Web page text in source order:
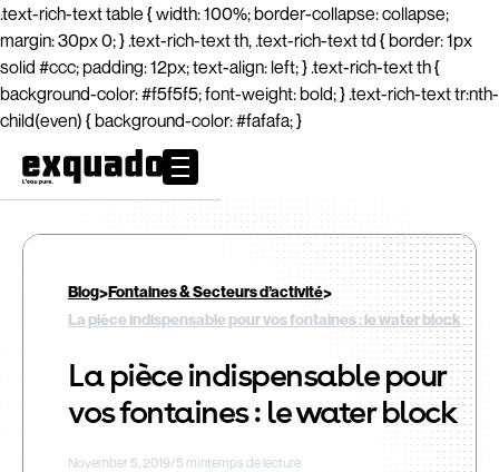
.text-rich-text table { width: 100%; border-collapse: collapse;
margin: 30px 0; } .text-rich-text th, .text-rich-text td { border: 1px
solid #ccc; padding: 12px; text-align: left; } .text-rich-text th {
background-color: #f5f5f5; font-weight: bold; } .text-rich-text tr:nth-
child(even) { background-color: #fafafa; }
Blog>Fontaines & Secteurs d’activité>
La pièce indispensable pour vos fontaines : le water block
La pièce indispensable pour
vos fontaines : le water block
November 5, 2019/5 mintemps de lecture